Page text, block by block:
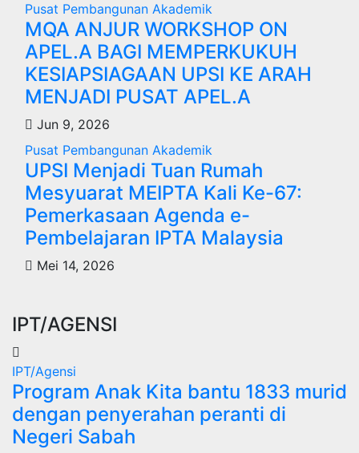
Pusat Pembangunan Akademik
MQA ANJUR WORKSHOP ON
APEL.A BAGI MEMPERKUKUH
KESIAPSIAGAAN UPSI KE ARAH
MENJADI PUSAT APEL.A
Jun 9, 2026
Pusat Pembangunan Akademik
UPSI Menjadi Tuan Rumah
Mesyuarat MEIPTA Kali Ke-67:
Pemerkasaan Agenda e-
Pembelajaran IPTA Malaysia
Mei 14, 2026
IPT/AGENSI
IPT/Agensi
Program Anak Kita bantu 1833 murid
dengan penyerahan peranti di
Negeri Sabah